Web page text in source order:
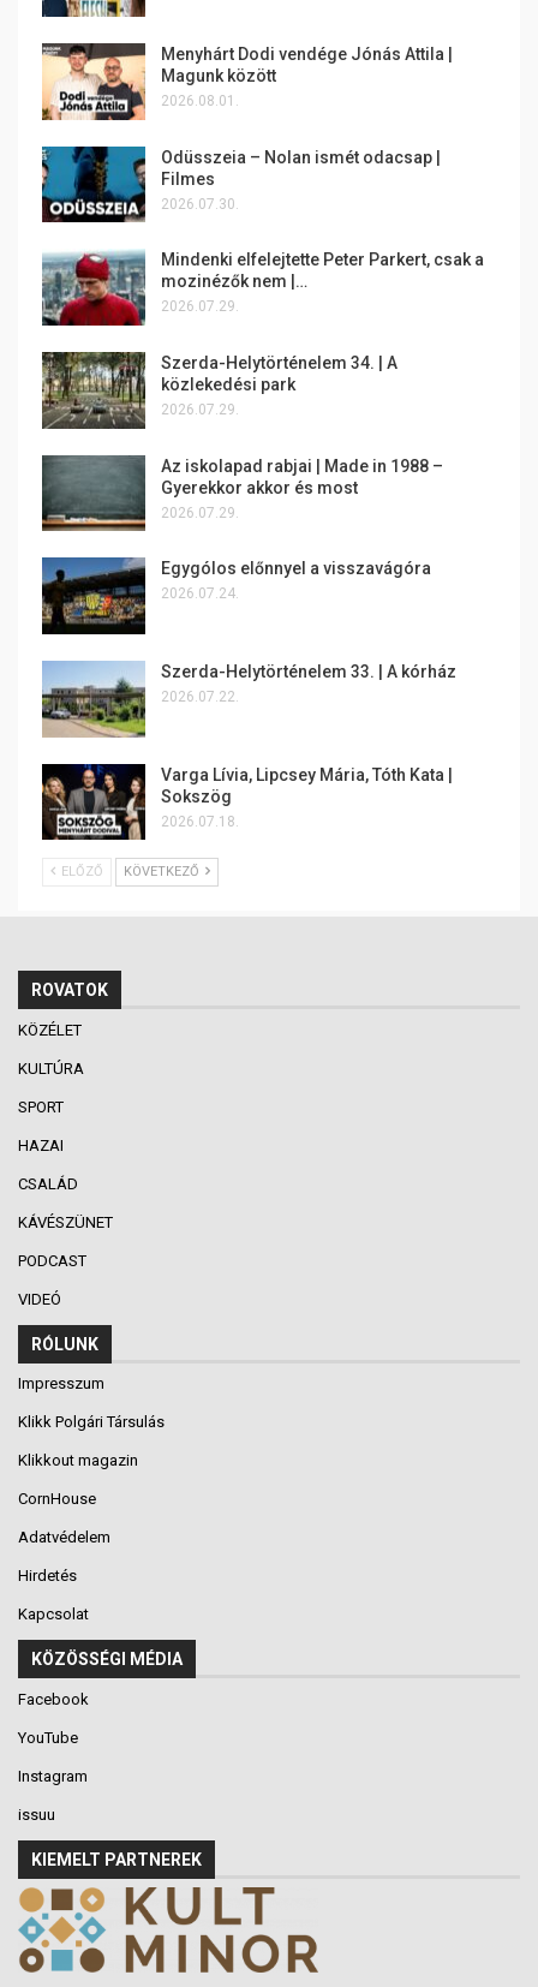
Menyhárt Dodi vendége Jónás Attila |
Magunk között
2026.08.01.
Odüsszeia – Nolan ismét odacsap |
Filmes
2026.07.30.
Mindenki elfelejtette Peter Parkert, csak a
mozinézők nem |…
2026.07.29.
Szerda-Helytörténelem 34. | A
közlekedési park
2026.07.29.
Az iskolapad rabjai | Made in 1988 –
Gyerekkor akkor és most
2026.07.29.
Egygólos előnnyel a visszavágóra
2026.07.24.
Szerda-Helytörténelem 33. | A kórház
2026.07.22.
Varga Lívia, Lipcsey Mária, Tóth Kata |
Sokszög
2026.07.18.
ELŐZŐ KÖVETKEZŐ
ROVATOK
KÖZÉLET
KULTÚRA
SPORT
HAZAI
CSALÁD
KÁVÉSZÜNET
PODCAST
VIDEÓ
RÓLUNK
Impresszum
Klikk Polgári Társulás
Klikkout magazin
CornHouse
Adatvédelem
Hirdetés
Kapcsolat
KÖZÖSSÉGI MÉDIA
Facebook
YouTube
Instagram
issuu
KIEMELT PARTNEREK